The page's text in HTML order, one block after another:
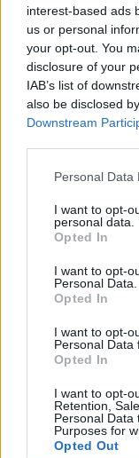
interest-based ads
us or personal
your opt-out. You
disclosure of your
IAB’s list of
also be disclosed
Downstream
Personal Data
I want to opt-
personal data.
Opted In
I want to opt-
Personal Data.
Opted In
I want to opt-
Personal Data
Opted In
I want to opt-
Retention,
Personal Data
Purposes for
Opted Out
Homem procurado
detido em
Monsaraz em...
6 Agosto, 2026 - 11:33